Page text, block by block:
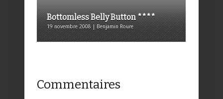
Bottomless Belly Button ****
19 novembre 2008 | Benjamin Roure
Commentaires